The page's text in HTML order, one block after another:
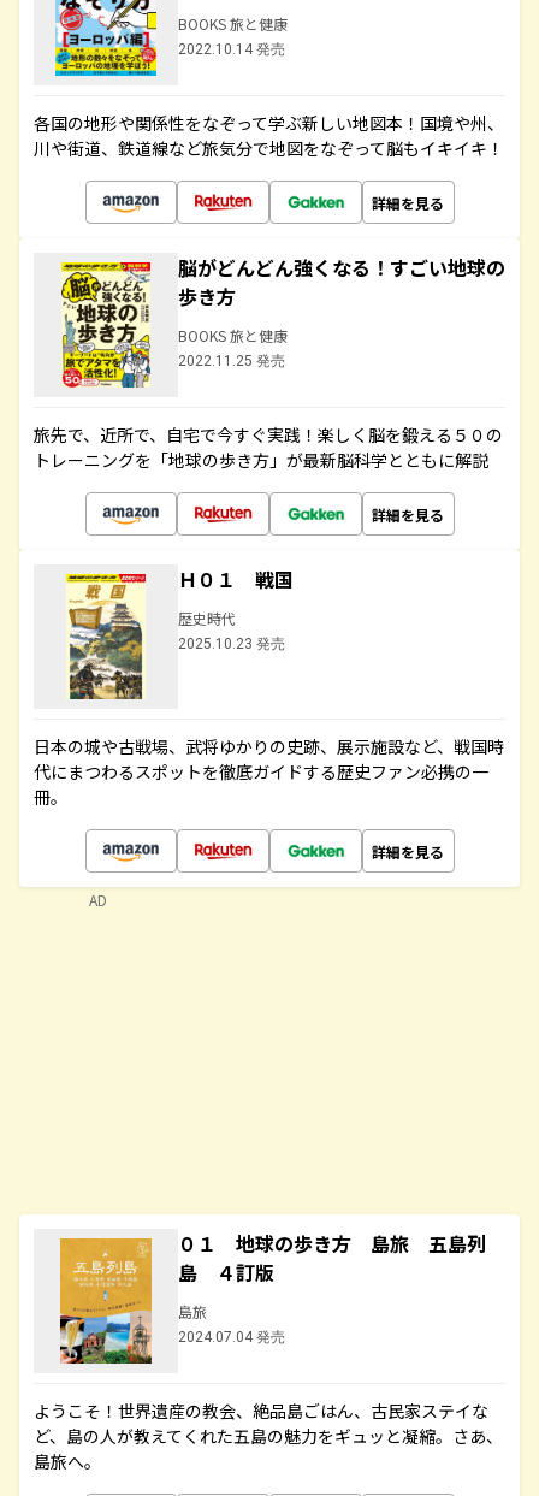
BOOKS 旅と健康
2022.10.14 発売
各国の地形や関係性をなぞって学ぶ新しい地図本！国境や州、
川や街道、鉄道線など旅気分で地図をなぞって脳もイキイキ！
詳細を見る
脳がどんどん強くなる！すごい地球の
歩き方
BOOKS 旅と健康
2022.11.25 発売
旅先で、近所で、自宅で今すぐ実践！楽しく脳を鍛える５０の
トレーニングを「地球の歩き方」が最新脳科学とともに解説
詳細を見る
Ｈ０１ 戦国
歴史時代
2025.10.23 発売
日本の城や古戦場、武将ゆかりの史跡、展示施設など、戦国時
代にまつわるスポットを徹底ガイドする歴史ファン必携の一
冊。
詳細を見る
０１ 地球の歩き方 島旅 五島列
島 ４訂版
島旅
2024.07.04 発売
ようこそ！世界遺産の教会、絶品島ごはん、古民家ステイな
ど、島の人が教えてくれた五島の魅力をギュッと凝縮。さあ、
島旅へ。
AD